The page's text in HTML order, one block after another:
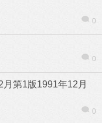
0
0
第1版1991年12月
0